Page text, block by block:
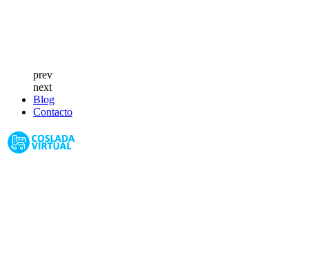
prev
next
Blog
Contacto